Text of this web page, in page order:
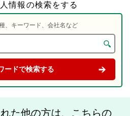
情報の検索をする
、キーワード、会社名など
た他の方は、こちらの